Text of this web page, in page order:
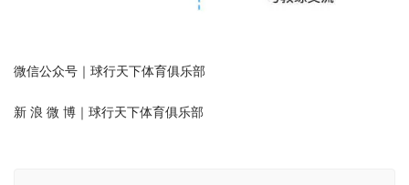
微信公众号｜球行天下体育俱乐部
新 浪 微 博｜球行天下体育俱乐部